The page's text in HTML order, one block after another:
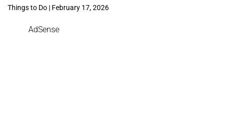
Things to Do | February 17, 2026
AdSense